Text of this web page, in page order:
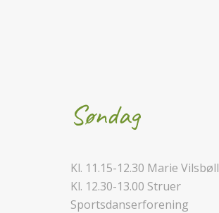
Søndag
Kl. 11.15-12.30 Marie Vilsbøll
Kl. 12.30-13.00 Struer
Sportsdanserforening